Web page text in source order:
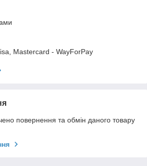
Mastercard - WayForPay
повернення та обмін даного товару